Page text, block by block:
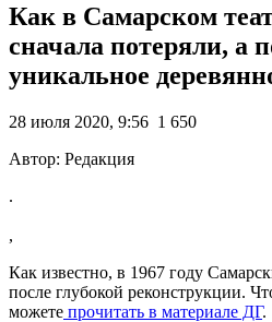
Как в Самарском
сначала потеряли, а
уникальное
28 июля 2020, 9:56 1 650
Автор: Редакция
.
,
Как известно, в 1967 году
после глубокой реконструкции.
можете прочитать в материале ДГ.